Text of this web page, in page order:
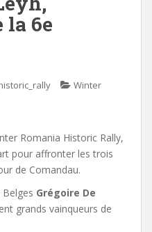
la 6e
Winter
Romania Historic Rally,
pour affronter les trois
de Comandau.
Belges Grégoire De
grands vainqueurs de